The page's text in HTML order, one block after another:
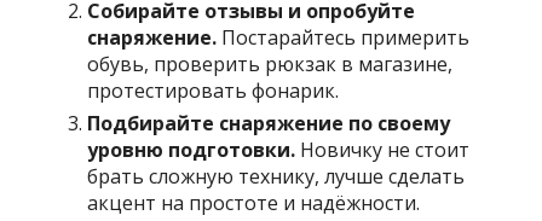
Собирайте отзывы и опробуйте
снаряжение. Постарайтесь примерить
обувь, проверить рюкзак в магазине,
протестировать фонарик.
Подбирайте снаряжение по своему
уровню подготовки. Новичку не стоит
брать сложную технику, лучше сделать
акцент на простоте и надёжности.